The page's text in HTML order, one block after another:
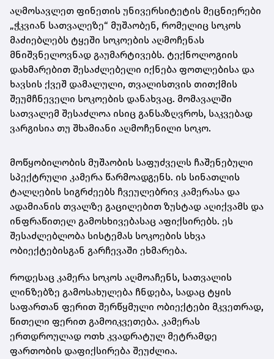
აღმოსავლეთ ფინეთის უნივერსიტეტის მეცნიერები
„ჭკვიან სათვალეზე“ მუშაობენ, რომელიც სოკოს
მაძიებლებს ტყეში სოკოების აღმოჩენას
მნიშვნელოვნად გაუმარტივებს. ტექნოლოგიის
დახმარებით შესაძლებელი იქნება ფოთლებისა და
ხავსის ქვეშ დამალული, თვალისთვის თითქმის
შეუმჩნეველი სოკოების დანახვაც. მომავალში
სათვალემ შესაძლოა ისიც განსაზღვროს, საკვებად
ვარგისია თუ შხამიანი აღმოჩენილი სოკო.
მოწყობილობის მუშაობის საფუძველს ჩაშენებული
სპექტრული კამერა წარმოადგენს. ის სინათლის
ტალღების სიგრძეებს ჩვეულებრივ კამერასა და
ადამიანის თვალზე გაცილებით ზუსტად აღიქვამს და
ინფრაწითელ გამოსხივებასაც აფიქსირებს. ეს
შესაძლებლობა სისტემას სოკოების სხვა
ობიექტებისგან გარჩევაში ეხმარება.
როდესაც კამერა სოკოს აღმოაჩენს, სათვალის
ლინზებზე გამოსახულება ჩნდება, სადაც ტყის
საფართან ფერით შერწყმული ობიექტები მკვეთრად,
წითელი ფერით გამოიკვეთება. კამერას
ერთდროულად ოთხ კვადრატულ მეტრამდე
ფართობის დაფიქსირება შეუძლია.